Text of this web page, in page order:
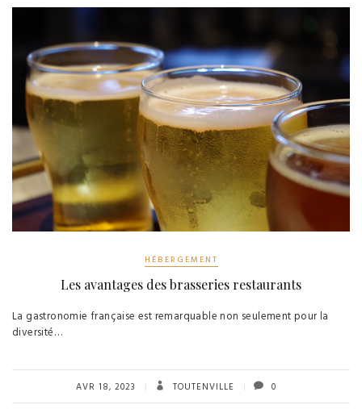
HÉBERGEMENT
Les avantages des brasseries restaurants
La gastronomie française est remarquable non seulement pour la
diversité…
AVR 18, 2023 TOUTENVILLE 0